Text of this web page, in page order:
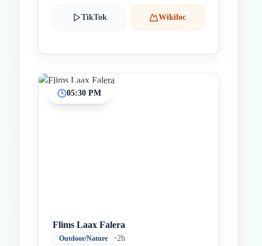
TikTok Wikiloc
05:30 PM
Flims Laax Falera
Outdoor/Nature •2h